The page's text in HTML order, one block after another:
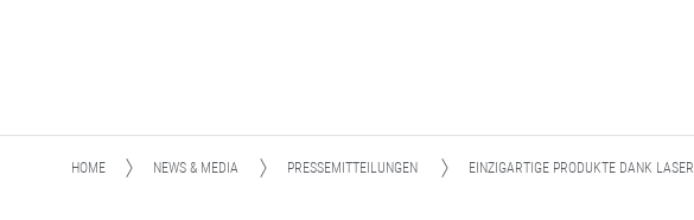
HOME NEWS & MEDIA PRESSEMITTEILUNGEN EINZIGARTIGE PRODUKTE DANK